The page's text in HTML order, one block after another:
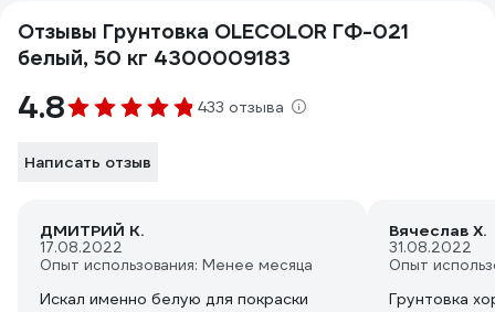
Отзывы Грунтовка OLECOLOR ГФ-021
белый, 50 кг 4300009183
4.8 433 отзыва
Написать отзыв
ДМИТРИЙ К.
17.08.2022
Опыт использования: Менее месяца
Искал именно белую для покраски
Вячеслав Х.
31.08.2022
Опыт
Грунтовка